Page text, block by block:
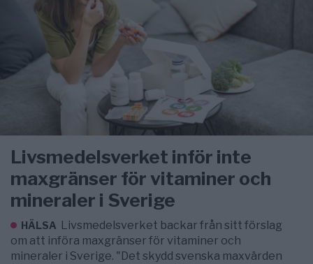
Livsmedelsverket inför inte
maxgränser för vitaminer och
mineraler i Sverige
HÄLSA Livsmedelsverket backar från sitt förslag
om att införa maxgränser för vitaminer och
mineraler i Sverige. "Det skydd svenska maxvärden